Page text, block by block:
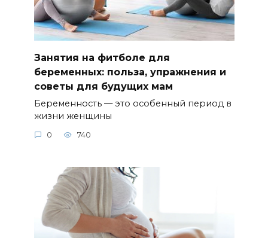
Занятия на фитболе для
беременных: польза, упражнения и
советы для будущих мам
Беременность — это особенный период в
жизни женщины
0 740